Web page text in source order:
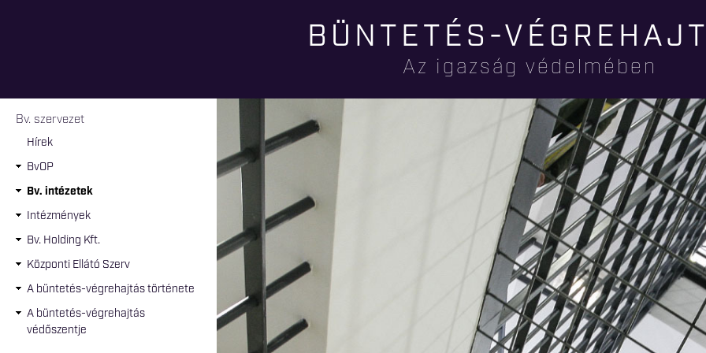
tartalomra
BÜNTETÉS-
Az igazság védelmében
Jelenlegi hely
Bv. szervezet
Hírek
BvOP
Bv. intézetek
Intézmények
Bv. Holding Kft.
Központi Ellátó Szerv
A büntetés-végrehajtás története
A büntetés-végrehajtás
védőszentje